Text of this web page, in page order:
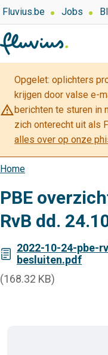
Overslaan
en
naar
de
inhoud
gaan
Top
navigation
Over
Fluvius.be Jobs
warning_amber
Opgelet: oplichters
krijgen door valse e-
berichten te sturen in
zich onterecht uit als
alles over op onze
Kruimelpad
Home
PBE
RvB dd.
2022-10-24-pbe-
besluiten.pdf
(168.32 KB)